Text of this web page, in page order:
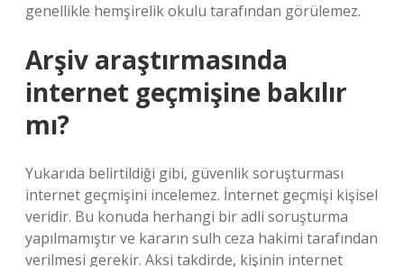
genellikle hemşirelik okulu tarafından görülemez.
Arşiv araştırmasında
internet geçmişine bakılır
mı?
Yukarıda belirtildiği gibi, güvenlik soruşturması
internet geçmişini incelemez. İnternet geçmişi kişisel
veridir. Bu konuda herhangi bir adli soruşturma
yapılmamıştır ve kararın sulh ceza hakimi tarafından
verilmesi gerekir. Aksi takdirde, kişinin internet